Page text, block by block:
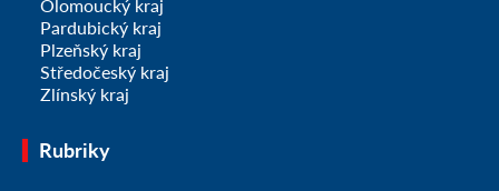
Olomoucký kraj
Pardubický kraj
Plzeňský kraj
Středočeský kraj
Zlínský kraj
Rubriky